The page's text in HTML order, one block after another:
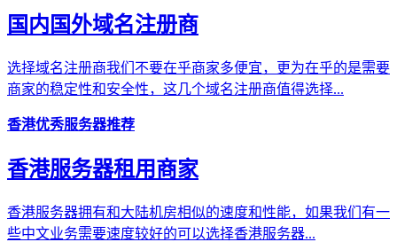
国内国外域名注册商
选择域名注册商我们不要在乎商家多便宜，更为在乎的是需要
商家的稳定性和安全性，这几个域名注册商值得选择...
香港优秀服务器推荐
香港服务器租用商家
香港服务器拥有和大陆机房相似的速度和性能，如果我们有一
些中文业务需要速度较好的可以选择香港服务器...